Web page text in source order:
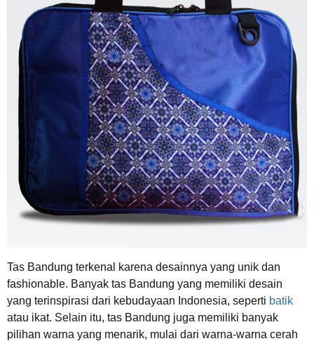
Tas Bandung terkenal karena desainnya yang unik dan
fashionable. Banyak tas Bandung yang memiliki desain
yang terinspirasi dari kebudayaan Indonesia, seperti batik
atau ikat. Selain itu, tas Bandung juga memiliki banyak
pilihan warna yang menarik, mulai dari warna-warna cerah